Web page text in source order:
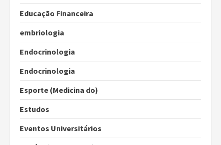
Educação Financeira
embriologia
Endocrinologia
Endocrinologia
Esporte (Medicina do)
Estudos
Eventos Universitários